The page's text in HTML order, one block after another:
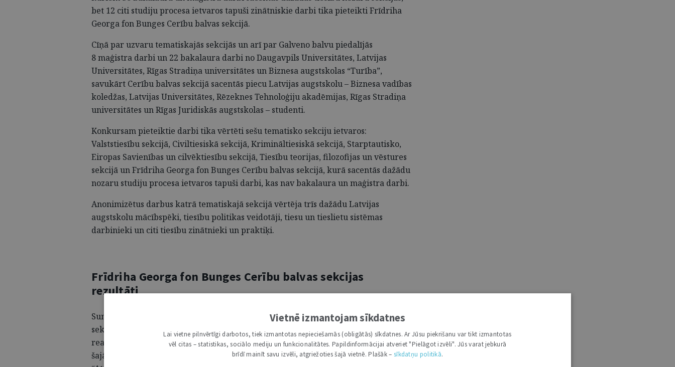
bet 12 citi studiju procesa ietvaros tapuši zinātniskie darbi tika pieteikti Frīdriha
Georga fon Bunges Cerību balvas sekcijā.
Cīņā par uzvaru tematiskajās sekcijās un arī par Galveno balvu piedalījās
8 maģistra darbi un 22 bakalaura darbi no Daugavpils Universitātes, Latvijas
Universitātes, Rīgas Stradiņa universitātes un Biznesa augstskolas “Turība”,
savukārt Cerību balvas sekcijā sacentās piecu Latvijas augstskolu – Biznesa vadības
koledžas, Latvijas Universitātes, Rēzeknes Tehnoloģiju akadēmijas, Rīgas Stradiņa
universitātes un Rīgas Juridiskās augstskolas – studenti.
Konkursam pieteiktie darbi tika vērtēti sešu tematisko sekciju ietvaros:
Valststiesību sekcijā, Civiltiesiskā sekcijā, Krimināltiesiskā sekcijā, Starptautisko,
Eiropas Savienības un cilvēktiesību sekcijā, Tiesību teorijas, filozofijas un vēstures
sekcijā un Frīdriha Georga fon Bunges Cerību balvas sekcijā, kurā sacentās dažādu
nozaru studiju procesa ietvaros tapuši darbi, kas nav bakalaura un maģistra darbi.
Anonimizētus darbus katrā tematiskajā sekcijā vērtēja trīs dažādu Latvijas
augstskolu mācībspēki, tiesību politikas veidotāji, tiesu un tieslietu sistēmas
darbinieki un citi tiesību zinātnieki un praktiķi.
Frīdriha Georga fon Bunges Cerību balvas sekcijas
rezultāti
Summējot žūrijas vērtējumus, sīvā konkurencē uzvaras laurus Cerību balvas
sekcijā plūca Viktorija Larkina ar darbu “Ģimenes tiesa bērnu tiesību efektīvā
realizācijā”. Ņemot vērā ievērojamo darbu skaitu un ciešo konkurenci to starpā,
šajā sekcijā tika piešķirtas divas veicināšanas balvas – Elizabetei Karjusei par darbu
Vietnē izmantojam sīkdatnes
Lai vietne pilnvērtīgi darbotos, tiek izmantotas nepieciešamās (obligātās) sīkdatnes. Ar Jūsu piekrišanu var tikt izmantotas
vēl citas – statistikas, sociālo mediju un funkcionalitātes. Papildinformācijai atveriet "Pielāgot izvēli". Jūs varat jebkurā
brīdī mainīt savu izvēli, atgriežoties šajā vietnē. Plašāk – sīkdatņu politikā.